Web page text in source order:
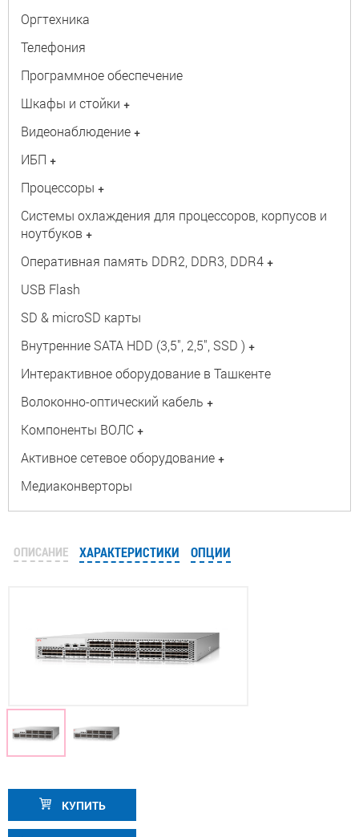
Оргтехника
Телефония
Программное обеспечение
Шкафы и стойки +
Видеонаблюдение +
ИБП +
Процессоры +
Системы охлаждения для процессоров, корпусов и
ноутбуков +
Оперативная память DDR2, DDR3, DDR4 +
USB Flash
SD & microSD карты
Внутренние SATA HDD (3,5", 2,5", SSD ) +
Интерактивное оборудование в Ташкенте
Волоконно-оптический кабель +
Компоненты ВОЛС +
Активное сетевое оборудование +
Медиаконверторы
ОПИСАНИЕ ХАРАКТЕРИСТИКИ ОПЦИИ
КУПИТЬ